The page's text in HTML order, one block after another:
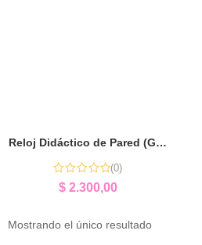
Reloj Didáctico de Pared (Grande) | Aprender la Hora
(0)
$2.300,00
Mostrando el único resultado